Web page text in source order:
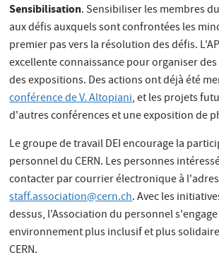
Sensibilisation. Sensibiliser les membres
aux défis auxquels sont confrontées les
premier pas vers la résolution des défis.
excellente connaissance pour organiser
des expositions. Des actions ont déjà été
conférence de V. Altopiani, et les projets
d'autres conférences et une exposition de
Le groupe de travail DEI encourage la
personnel du CERN. Les personnes
contacter par courrier électronique à
staff.association@cern.ch. Avec les
dessus, l'Association du personnel
environnement plus inclusif et plus
CERN.